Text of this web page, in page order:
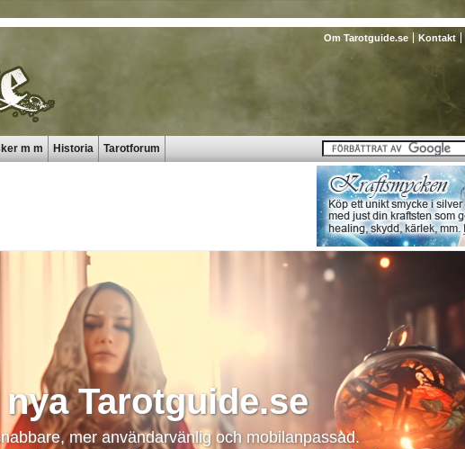
Om Tarotguide.se Kontakt
m m Historia Tarotforum
Tarotguide.se
mer användarvänlig och mobilanpassad.